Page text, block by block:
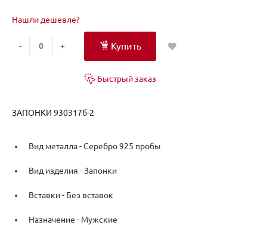
Нашли дешевле?
- + Купить
Быстрый заказ
ЗАПОНКИ 930317б-2
Вид металла -Серебро 925 пробы
Вид изделия -Запонки
Вставки - Без вставок
Назначение - Мужские